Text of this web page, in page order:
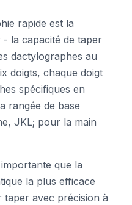
rapide est la
la capacité de taper
dactylographes au
doigts, chaque doigt
spécifiques en
rangée de base
JKL; pour la main
que la
la plus efficace
avec précision à